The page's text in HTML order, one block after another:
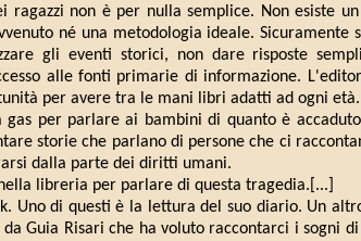
non è per nulla semplice. Non esiste un
né una metodologia ideale. Sicuramente
gli eventi storici, non dare risposte
alle fonti primarie di informazione.
per avere tra le mani libri adatti ad ogni
per parlare ai bambini di quanto è
storie che parlano di persone che ci
dalla parte dei diritti umani.
libreria per parlare di questa tragedia.[...]
Uno di questi è la lettura del suo diario. Un
Guia Risari che ha voluto raccontarci i sogni